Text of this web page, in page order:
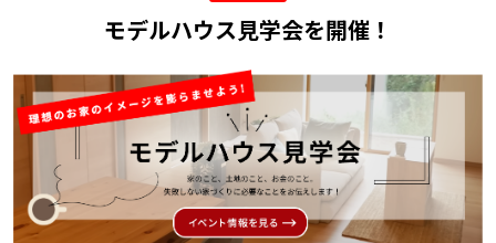
モデルハウス見学会を開催！